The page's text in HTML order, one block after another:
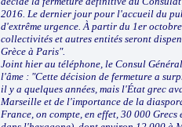
2016. Le dernier jour pour l'accueil du
d'extrême urgence. À partir du 1er
collectivités et autres entités seront
Grèce à Paris".
Joint hier au téléphone, le Consul
l'âme : "Cette décision de fermeture a
il y a quelques années, mais l'État grec
Marseille et de l'importance de la
France, on compte, en effet, 30 000